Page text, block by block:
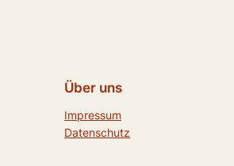
Über uns
Impressum
Datenschutz